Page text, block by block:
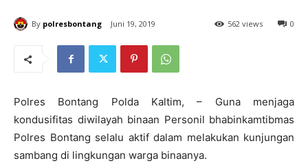
By polresbontang Juni 19, 2019 0
562 views
Polres Bontang Polda Kaltim, – Guna menjaga
kondusifitas diwilayah binaan Personil bhabinkamtibmas
Polres Bontang selalu aktif dalam melakukan kunjungan
sambang di lingkungan warga binaanya.